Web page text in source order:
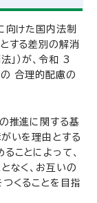
向けた国内法制
する差別の解消
」）が、令和 3
合理的配慮の
推進に関する基
いを理由とする
ことによって、
なく、お互いの
くることを目指